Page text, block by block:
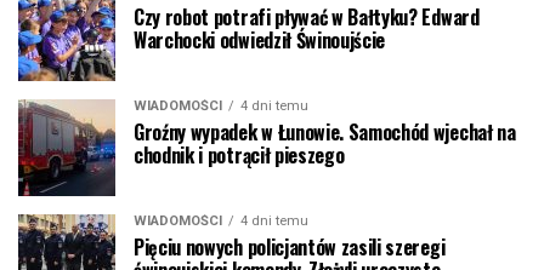
Czy robot potrafi pływać w Bałtyku? Edward
Warchocki odwiedził Świnoujście
WIADOMOŚCI 4 dni temu
Groźny wypadek w Łunowie. Samochód wjechał na
chodnik i potrącił pieszego
WIADOMOŚCI 4 dni temu
Pięciu nowych policjantów zasili szeregi